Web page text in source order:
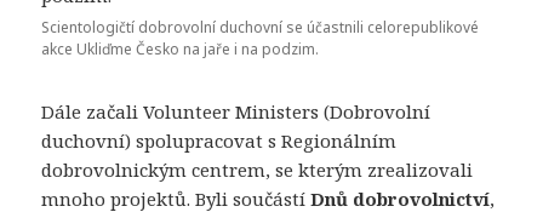
Scientologičtí dobrovolní duchovní se účastnili celorepublikové
akce Ukliďme Česko na jaře i na podzim.
Dále začali Volunteer Ministers (Dobrovolní
duchovní) spolupracovat s Regionálním
dobrovolnickým centrem, se kterým zrealizovali
mnoho projektů. Byli součástíDnů dobrovolnictví,